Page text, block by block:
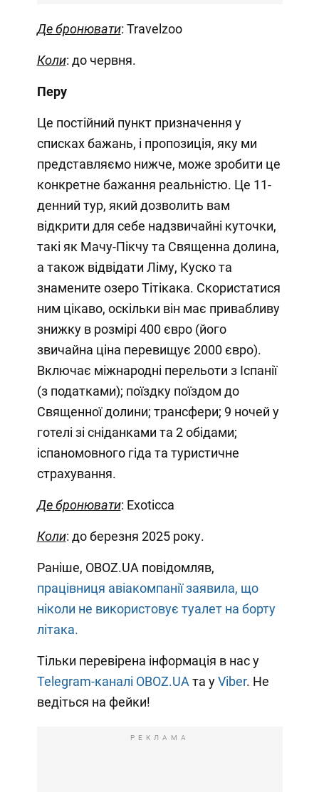
Де бронювати: Travelzoo
Коли: до червня.
Перу
Це постійний пункт призначення у
списках бажань, і пропозиція, яку ми
представляємо нижче, може зробити це
конкретне бажання реальністю. Це 11-
денний тур, який дозволить вам
відкрити для себе надзвичайні куточки,
такі як Мачу-Пікчу та Священна долина,
а також відвідати Ліму, Куско та
знамените озеро Тітікака. Скористатися
ним цікаво, оскільки він має привабливу
знижку в розмірі 400 євро (його
звичайна ціна перевищує 2000 євро).
Включає міжнародні перельоти з Іспанії
(з податками); поїздку поїздом до
Священної долини; трансфери; 9 ночей у
готелі зі сніданками та 2 обідами;
іспаномовного гіда та туристичне
страхування.
Де бронювати: Exoticca
Коли: до березня 2025 року.
Раніше, OBOZ.UA повідомляв,
працівниця авіакомпанії заявила, що
ніколи не використовує туалет на борту
літака.
Тільки перевірена інформація в нас у
Telegram-каналі OBOZ.UA та уViber. Не
ведіться на фейки!
РЕКЛАМА